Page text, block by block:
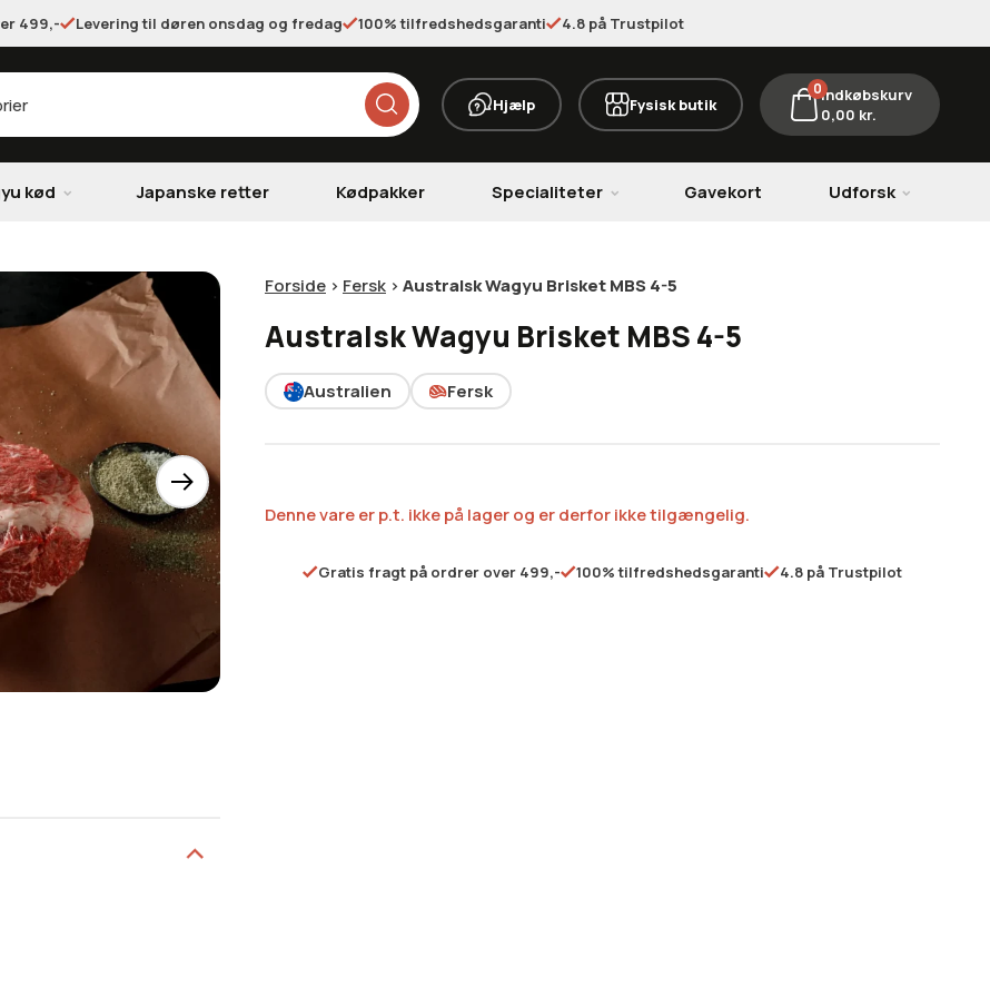
499,- Levering til døren onsdag og fredag 100% tilfredshedsgaranti 4.8 på Trustpilot
Hjælp Fysisk butik
0Indkøbskurv
0,00 kr.
kød Japanske retter Kødpakker Specialiteter Gavekort Udforsk
Forside > Fersk > Australsk Wagyu Brisket MBS 4-5
Australsk Wagyu Brisket MBS 4-5
Australien Fersk
Denne vare er p.t. ikke på lager og er derfor ikke tilgængelig.
Gratis fragt på ordrer over 499,- 100% tilfredshedsgaranti 4.8 på Trustpilot